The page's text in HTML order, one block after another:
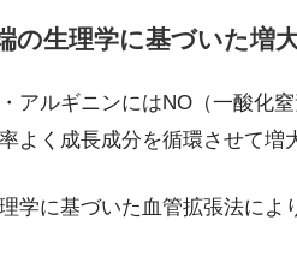
の生理学に基づいた増
アルギニンにはNO（一酸化
よく成長成分を循環させて増
学に基づいた血管拡張法に